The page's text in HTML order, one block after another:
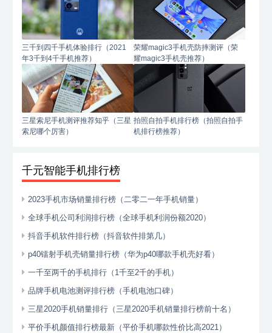
三千到四千手机体验排行（2021
年3千到4千手机推荐）
荣耀magic3手机壳防摔测评（荣
耀magic3手机壳推荐）
三星索尼手机测评推荐知乎（三星
索尼哪个厉害）
拍照自拍手机排行榜（拍照自拍手
机排行榜推荐）
千元智能手机排行榜
2023手机市场销量排行榜（二零二一年手机销量）
全球手机公司利润排行榜（全球手机利润份额2020）
抖音手机软件排行榜（抖音软件排第几）
p40镭射手机壳销量排行榜（华为p40哪款手机壳好看）
一千至两千的手机排行（1千至2千的手机）
品牌手机电池测评排行榜（手机电池口碑）
三星2020手机销量排行（三星2020手机销量排行榜前十名）
平价手机颜值排行榜最新（平价手机哪款性价比高2021）